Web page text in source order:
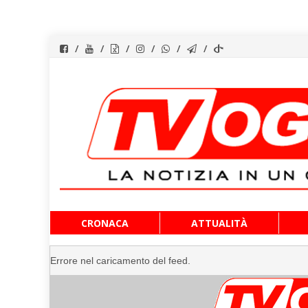
al
contenuto
CRONACA ATTUALITÀ
Errore nel caricamento del feed.